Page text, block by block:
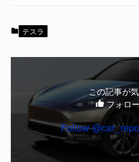
テスラ
この記事が
フォロ
Follow